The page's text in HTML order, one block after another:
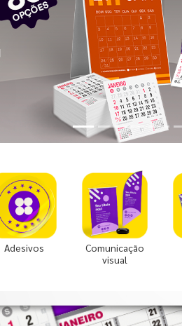
Adesivos
Comunicação
visual